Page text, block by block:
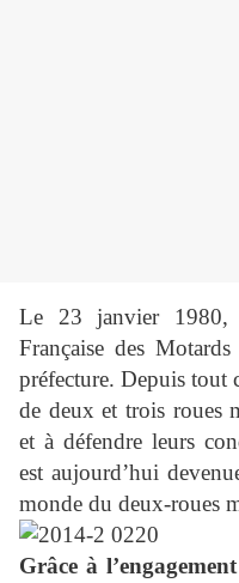
Le 23 janvier 1980,
Française des
préfecture. Depuis tout
de deux et trois roues
et à défendre leurs
est aujourd’hui
monde du deux-roues
Grâce à